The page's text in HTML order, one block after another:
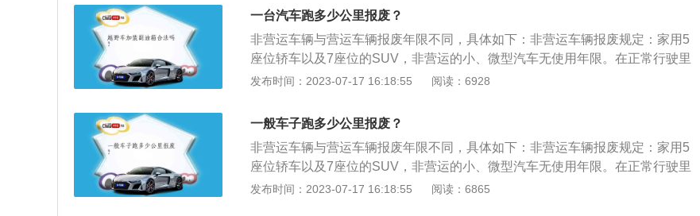
会根据申请材料对车主和申请延缓汽车报废年限的车辆进行审核检测，如果情况
符合要求，车管所会出具批准延缓汽车报废年限的证明。
定：小、微型出租客运汽车报废年限8年，中型出租客运汽车报废年限10年，大
型出租客运汽车报废年限12年。公交客运汽车报废年限13年，其他小、微型营运
载客汽车报废年限10年，大、中型营运载客汽车报废年限15年；微型营运货车报
废年限8年，轻型和大型营运货车报废年限10年。机动车报废流程如下：申请报
废更新的汽车车主领填《机动车变更、过户、改装、停驶、报废审批申请表》一
知书》。对未达到报废年限的机动车，经机动车查验岗认定，符合汽车报废标
准，核发《汽车报废通知单》。车主持《通知书》自行选择一家符合规定的回收
企业将车辆送交解体。回收企业经查验《通知书》后将车辆解体并照相。要求发
表》、《XX省更新汽车技术鉴定表》和《报废汽车回收证明》及车辆解体照片，
一台汽车跑多少公里报废？
非营运车辆与营运车辆报废年限不同，具体如下：非营运车辆报废规定：家用5
座位轿车以及7座位的SUV，非营运的小、微型汽车无使用年限。在正常行驶里
程达到了60万公里时，国家将引导报废。除了上述车辆，小、微型非营运载客汽
定：小、微型出租客运汽车报废年限8年，中型出租客运汽车报废年限10年，大
型出租客运汽车报废年限12年。公交客运汽车报废年限13年，其他小、微型营运
载客汽车报废年限10年，大、中型营运载客汽车报废年限15年；微型营运货车报
废年限8年，轻型和大型营运货车报废年限10年。机动车报废流程如下：申请报
废更新的汽车车主领填《机动车变更、过户、改装、停驶、报废审批申请表》一
发布时间：2023-07-17 16:18:55 阅读：6928
一般车子跑多少公里报废？
非营运车辆与营运车辆报废年限不同，具体如下：非营运车辆报废规定：家用5
座位轿车以及7座位的SUV，非营运的小、微型汽车无使用年限。在正常行驶里
程达到了60万公里时，国家将引导报废。除了上述车辆，小、微型非营运载客汽
发布时间：2023-07-17 16:18:55 阅读：6865